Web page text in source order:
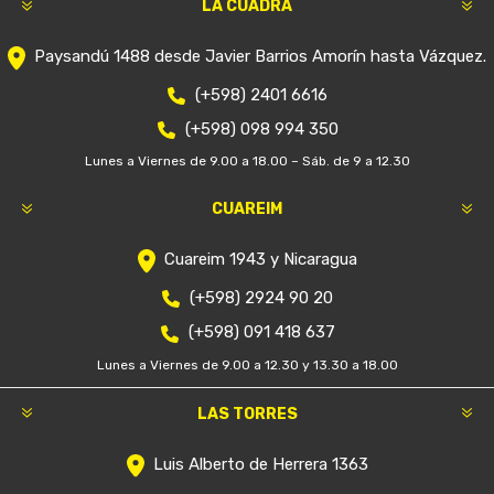
LA CUADRA
Paysandú 1488 desde Javier Barrios Amorín hasta Vázquez.
(+598) 2401 6616
(+598) 098 994 350
Lunes a Viernes de 9.00 a 18.00 – Sáb. de 9 a 12.30
CUAREIM
Cuareim 1943 y Nicaragua
(+598) 2924 90 20
(+598) 091 418 637
Lunes a Viernes de 9.00 a 12.30 y 13.30 a 18.00
LAS TORRES
Luis Alberto de Herrera 1363